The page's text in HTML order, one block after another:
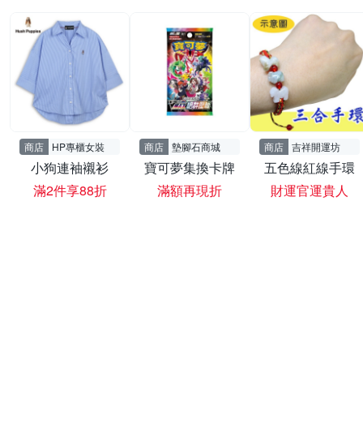
商店 HP專櫃女裝
小狗連袖襯衫
滿2件享88折
商店 墊腳石商城
寶可夢集換卡牌
滿額再現折
商店 吉祥開運坊
五色線紅線手環
財運官運貴人